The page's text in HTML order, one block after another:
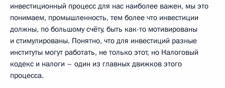
инвестиционный процесс для нас наиболее важен, мы это
понимаем, промышленность, тем более что инвестиции
должны, по большому счёту, быть как-то мотивированы
и стимулированы. Понятно, что для инвестиций разные
институты могут работать, не только этот, но Налоговый
кодекс и налоги – один из главных движков этого
процесса.